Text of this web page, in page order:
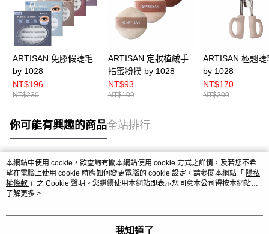
ARTISAN 免膠假睫毛
by 1028
NT$196
NT$230
ARTISAN 定妝植絨手
指蜜粉撲 by 1028
NT$93
NT$109
ARTISAN 極翹睫
by 1028
NT$170
NT$200
你可能有興趣的商品全站排行
熱門標籤
本網站中使用 cookie，欲查詢有關本網站使用 cookie 方式之詳情，及若您不希
望在電腦上使用 cookie 時應如何變更電腦的 cookie 設定，請參閱本網站「 隱私
權條款 」之 Cookie 聲明。您繼續使用本網站即表示您同意本公司得按本網站使
用條款之 Cookie 聲明使用 cookie。
了解更多 >
我知道了